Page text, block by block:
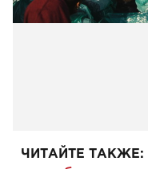
ЧИТАЙТЕ ТАКЖЕ: